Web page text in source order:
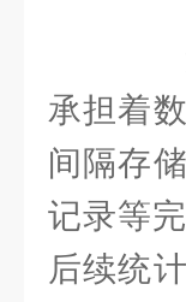
触
承担着
间隔存
记录等
后续统